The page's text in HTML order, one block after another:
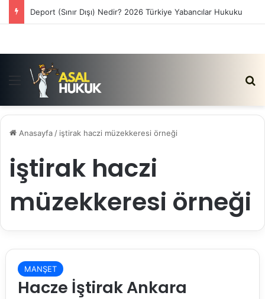
Deport (Sınır Dışı) Nedir? 2026 Türkiye Yabancılar Hukuku
Menü
Anasayfa / iştirak haczi müzekkeresi örneği
iştirak haczi
müzekkeresi örneği
MANŞET
Hacze İştirak Ankara